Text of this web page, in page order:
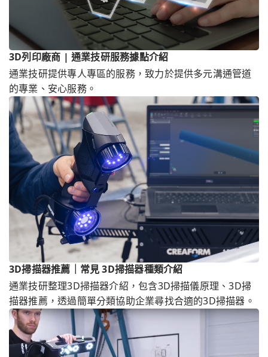
3D列印廠商 | 通業技研服務據點介紹
通業技研提供專人專區的服務，致力於提供多元溝通管道
的專業、安心服務。
3D掃描器推薦｜常見 3D掃描器種類介紹
通業技研整理3D掃描器介紹，包含3D掃描儀原理、3D掃
描器推薦，透過簡單分類協助企業尋找合適的3D掃描器。